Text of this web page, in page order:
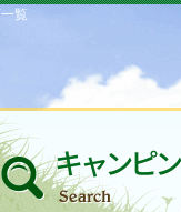
覧